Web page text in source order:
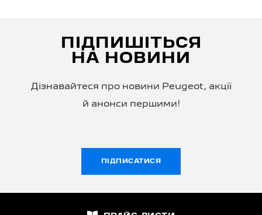
ПІДПИШІТЬСЯ
НА НОВИНИ
Дізнавайтеся про новини Peugeot, акції
й анонси першими!
ПІДПИСАТИСЯ